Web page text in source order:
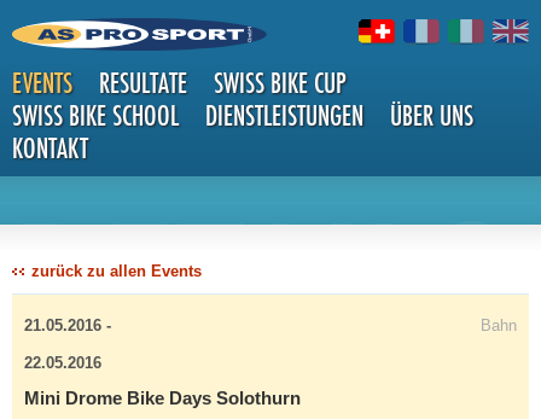
EVENTS RESULTATE
SWISS BIKE CUP
SWISS BIKE SCHOOL
DIENSTLEISTUNGEN
ÜBER UNS
KONTAKT
DETAILS
zurück zu allen Events
21.05.2016 -
22.05.2016
Bahn
Mini Drome Bike Days Solothurn